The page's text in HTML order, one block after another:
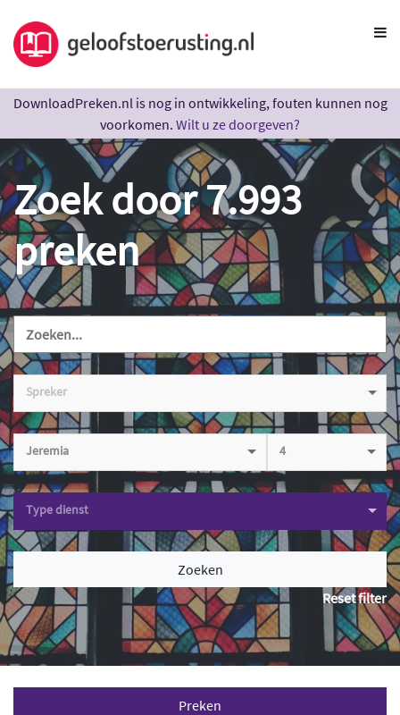
DownloadPreken.nl is nog in ontwikkeling, fouten kunnen nog
voorkomen. Wilt u ze doorgeven?
Zoek door 7.993
preken
Spreker
Jeremia 4
Type dienst
Zoeken
Reset filter
Preken